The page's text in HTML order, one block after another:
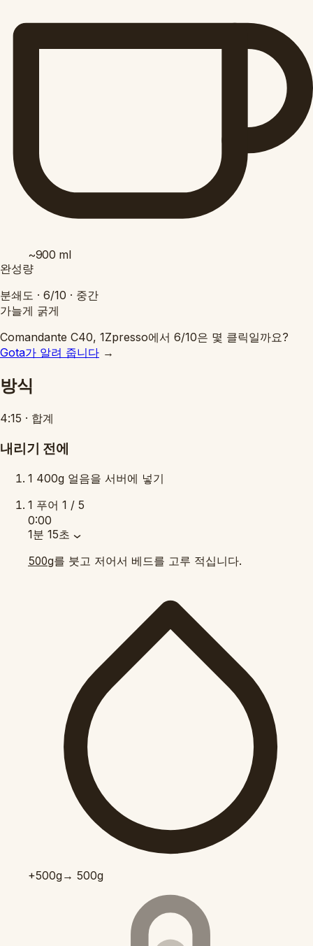
~900 ml
완성량
분쇄도 · 6/10 · 중간
가늘게 굵게
Comandante C40, 1Zpresso에서 6/10은 몇 클릭일까요?
Gota가 알려 줍니다 →
방식
4:15 · 합계
내리기 전에
1 400g 얼음을 서버에 넣기
1 푸어 1 / 5
0:00
1분 15초
500g를 붓고 저어서 베드를 고루 적십니다.
+500g→ 500g